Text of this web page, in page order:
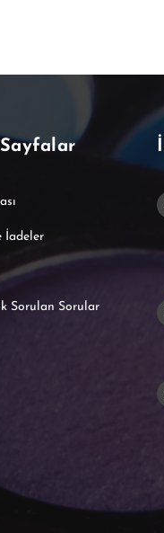
Sayfalar
İadeler
Sorulan Sorular